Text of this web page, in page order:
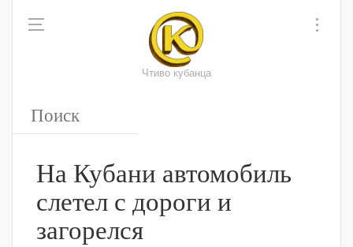
Чтиво кубанца
На Кубани автомобиль
слетел с дороги и
загорелся